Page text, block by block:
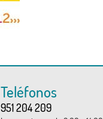
Teléfonos
951 204 209